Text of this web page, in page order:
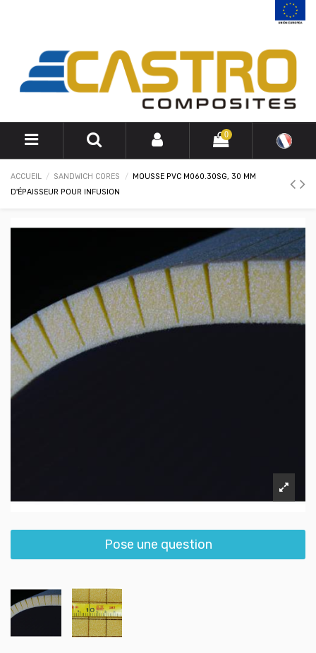
0
ACCUEIL SANDWICH CORES
MOUSSE PVC M060.30SG, 30 MM
D'ÉPAISSEUR POUR INFUSION
Pose une question